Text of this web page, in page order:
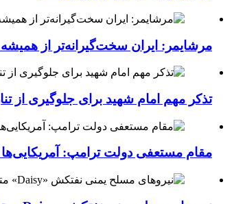
مرشایمر: ایران سخت‌گیرانه‌تر از
تذکر مهم امام شهید برای جلوگیری از
مقام مستعفی دولت ترامپ: آمریکایی‌ها از هر ۲ حزب کشور